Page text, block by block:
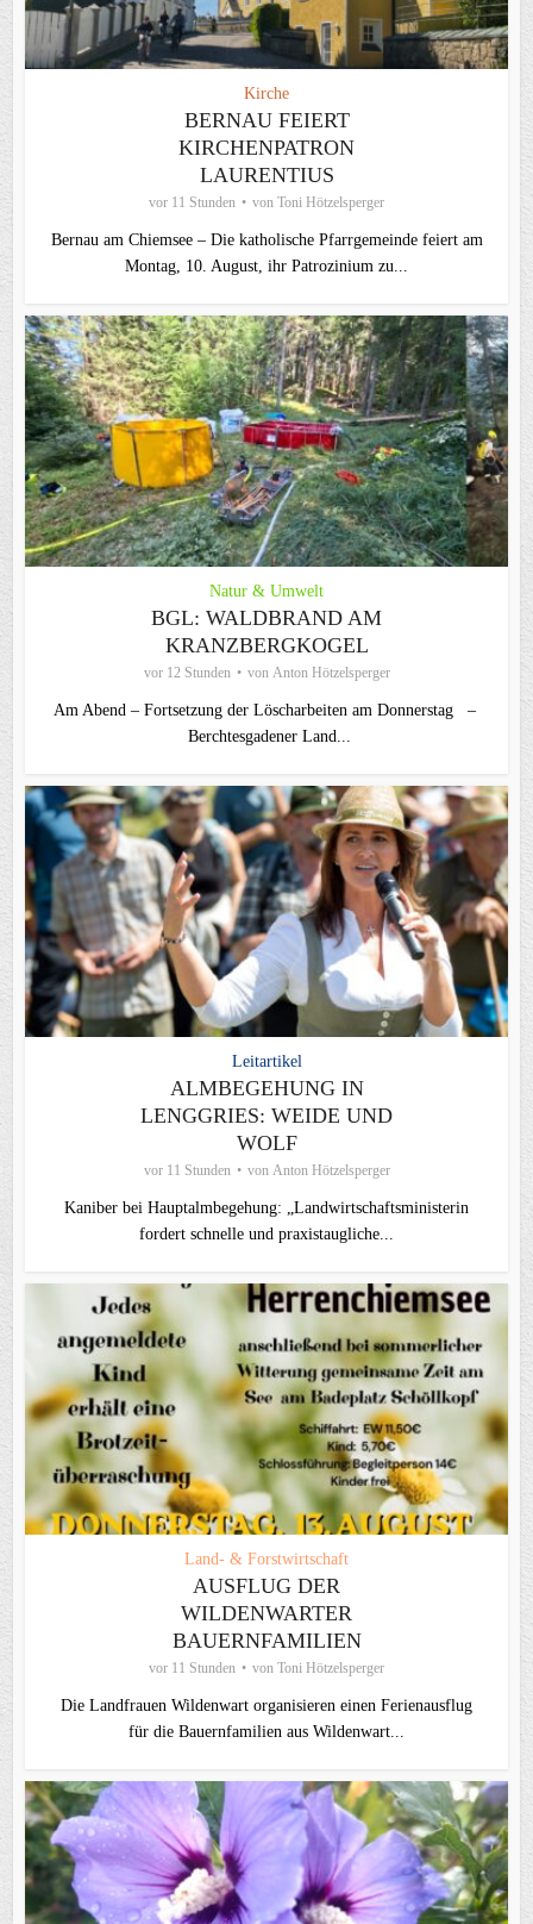
Kirche
BERNAU FEIERT
KIRCHENPATRON
LAURENTIUS
vor 11 Stunden von Toni Hötzelsperger
Bernau am Chiemsee – Die katholische Pfarrgemeinde feiert am
Montag, 10. August, ihr Patrozinium zu...
Natur & Umwelt
BGL: WALDBRAND AM
KRANZBERGKOGEL
vor 12 Stunden von Anton Hötzelsperger
Am Abend – Fortsetzung der Löscharbeiten am Donnerstag –
Berchtesgadener Land...
Leitartikel
ALMBEGEHUNG IN
LENGGRIES: WEIDE UND
WOLF
vor 11 Stunden von Anton Hötzelsperger
Kaniber bei Hauptalmbegehung: „Landwirtschaftsministerin
fordert schnelle und praxistaugliche...
Land- & Forstwirtschaft
AUSFLUG DER
WILDENWARTER
BAUERNFAMILIEN
vor 11 Stunden von Toni Hötzelsperger
Die Landfrauen Wildenwart organisieren einen Ferienausflug
für die Bauernfamilien aus Wildenwart...